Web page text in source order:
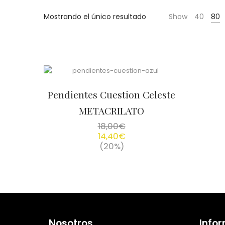
Mostrando el único resultado Show 40 80
Pendientes Cuestion Celeste
METACRILATO
18,00€
14,40€
(20%)